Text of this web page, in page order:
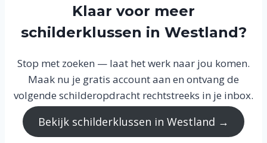
Klaar voor meer
schilderklussen in Westland?
Stop met zoeken — laat het werk naar jou komen.
Maak nu je gratis account aan en ontvang de
volgende schilderopdracht rechtstreeks in je inbox.
Bekijk schilderklussen in Westland →